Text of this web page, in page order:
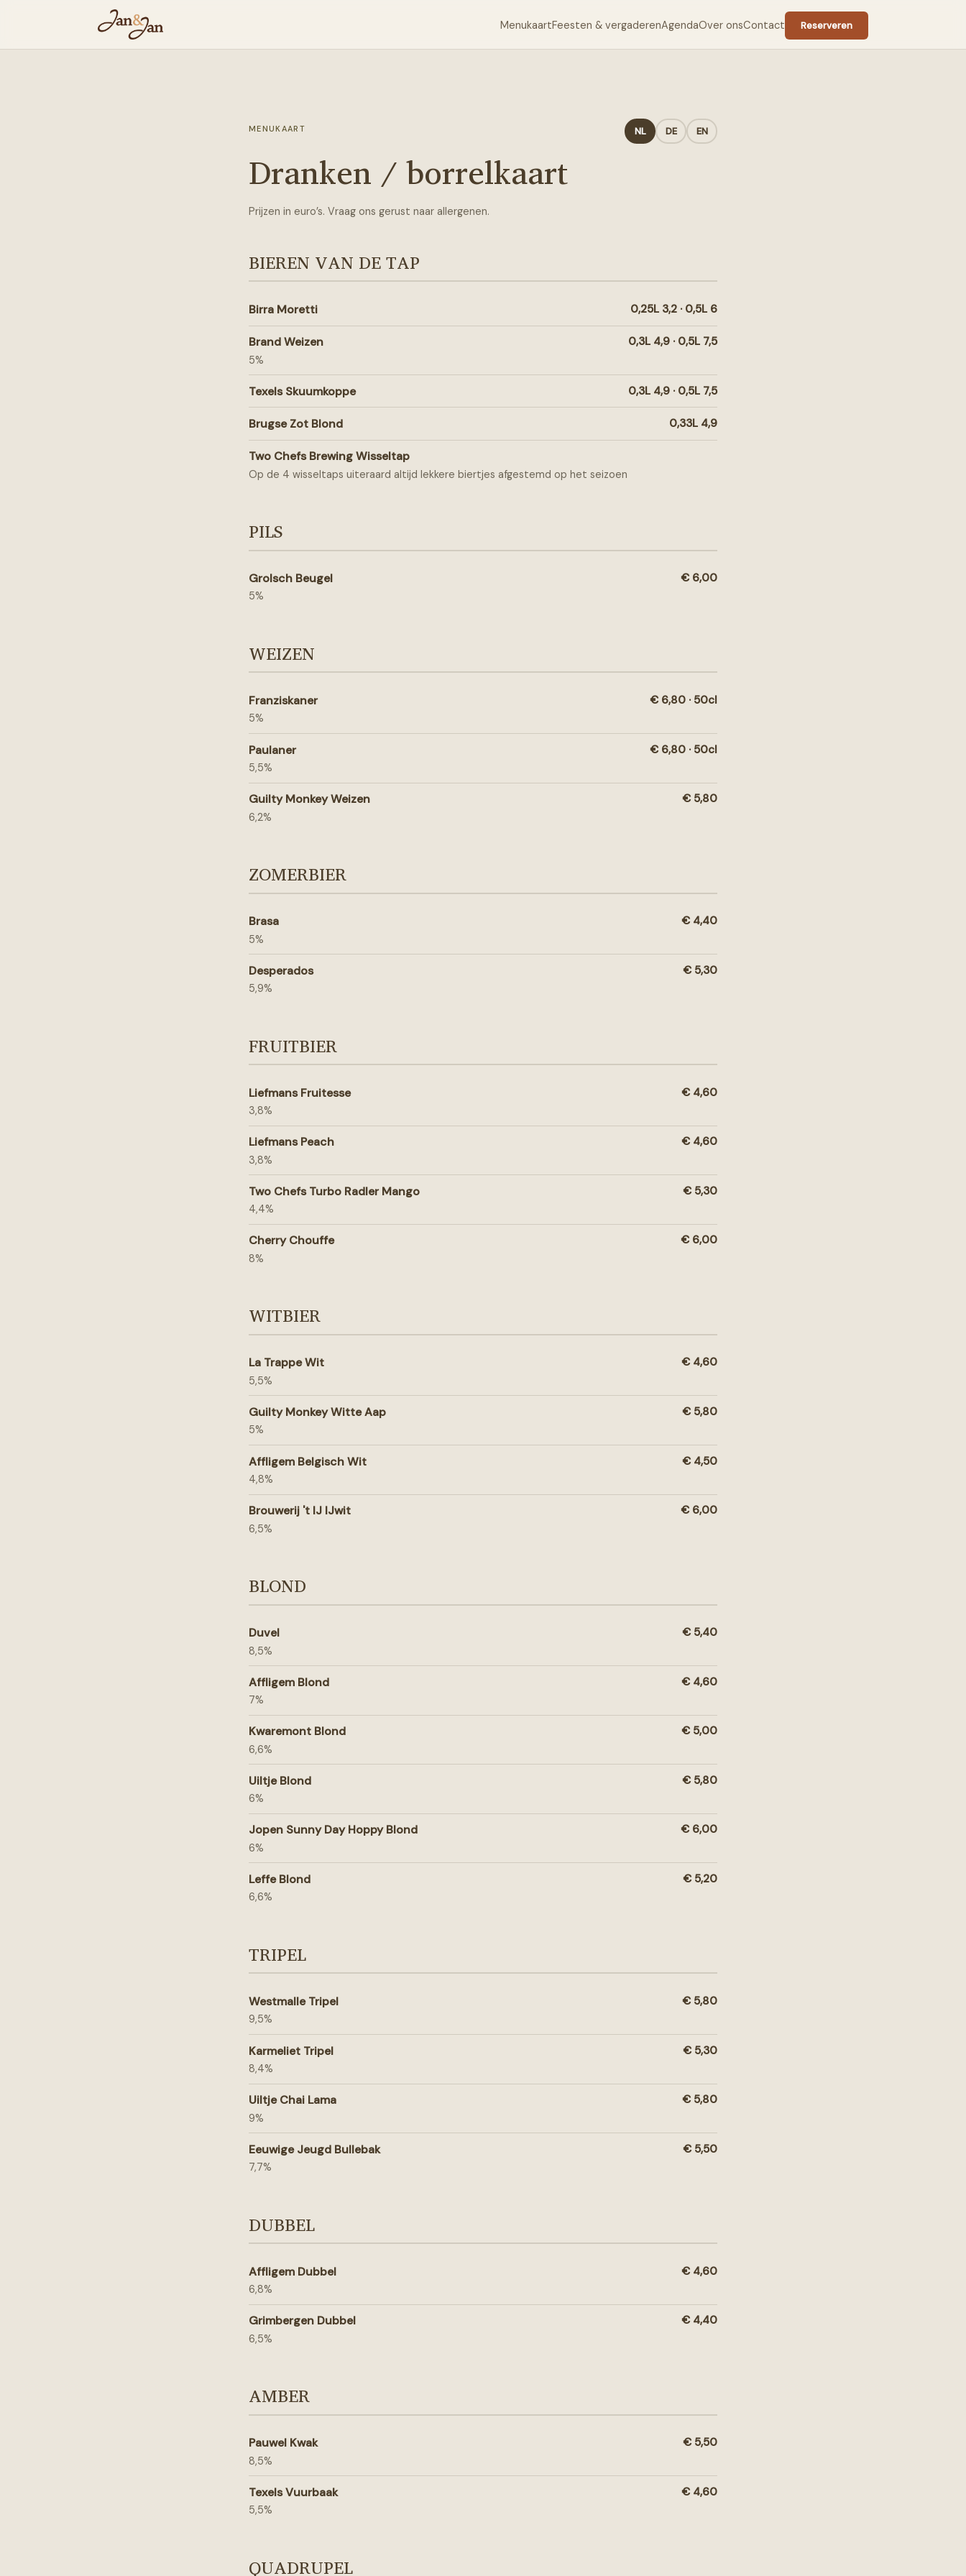
MenukaartFeesten & vergaderenAgendaOver onsContact Reserveren
MENUKAART
Dranken / borrelkaart
NL DE EN
Prijzen in euro’s. Vraag ons gerust naar allergenen.
BIEREN VAN DE TAP
Birra Moretti 0,25L 3,2 · 0,5L 6
Brand Weizen
5%
0,3L 4,9 · 0,5L 7,5
Texels Skuumkoppe 0,3L 4,9 · 0,5L 7,5
Brugse Zot Blond 0,33L 4,9
Two Chefs Brewing Wisseltap
Op de 4 wisseltaps uiteraard altijd lekkere biertjes afgestemd op het seizoen
PILS
Grolsch Beugel
5%
€ 6,00
WEIZEN
Franziskaner
5%
€ 6,80 · 50cl
Paulaner
5,5%
€ 6,80 · 50cl
Guilty Monkey Weizen
6,2%
€ 5,80
ZOMERBIER
Brasa
5%
€ 4,40
Desperados
5,9%
€ 5,30
FRUITBIER
Liefmans Fruitesse
3,8%
€ 4,60
Liefmans Peach
3,8%
€ 4,60
Two Chefs Turbo Radler Mango
4,4%
€ 5,30
Cherry Chouffe
8%
€ 6,00
WITBIER
La Trappe Wit
5,5%
€ 4,60
Guilty Monkey Witte Aap
5%
€ 5,80
Affligem Belgisch Wit
4,8%
€ 4,50
Brouwerij 't IJ IJwit
6,5%
€ 6,00
BLOND
Duvel
8,5%
€ 5,40
Affligem Blond
7%
€ 4,60
Kwaremont Blond
6,6%
€ 5,00
Uiltje Blond
6%
€ 5,80
Jopen Sunny Day Hoppy Blond
6%
€ 6,00
Leffe Blond
6,6%
€ 5,20
TRIPEL
Westmalle Tripel
9,5%
€ 5,80
Karmeliet Tripel
8,4%
€ 5,30
Uiltje Chai Lama
9%
€ 5,80
Eeuwige Jeugd Bullebak
7,7%
€ 5,50
DUBBEL
Affligem Dubbel
6,8%
€ 4,60
Grimbergen Dubbel
6,5%
€ 4,40
AMBER
Pauwel Kwak
8,5%
€ 5,50
Texels Vuurbaak
5,5%
€ 4,60
QUADRUPEL